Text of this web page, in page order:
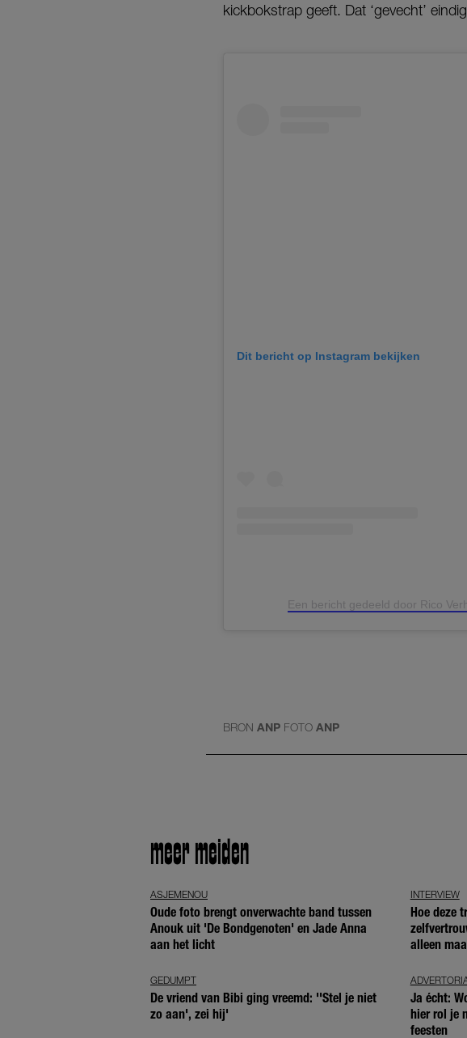
kickbokstrap geeft. Dat ‘gevecht’
Dit bericht op Instagram bekijken
Een bericht gedeeld door Rico
BRON ANP FOTO ANP
meer meiden
ASJEMENOU
Oude foto brengt onverwachte band tussen
Anouk uit 'De Bondgenoten' en Jade Anna
aan het licht
INTERVIEW
Hoe deze
alleen
GEDUMPT
De vriend van Bibi ging vreemd: ''Stel je niet
zo aan', zei hij'
Ja écht:
hier rol je
feesten